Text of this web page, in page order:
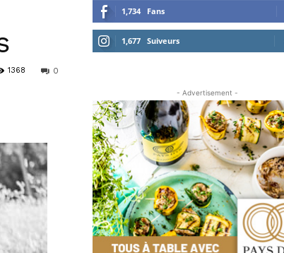
0
1368
1,734 Fans
1,677 Suiveurs
- Advertisement -